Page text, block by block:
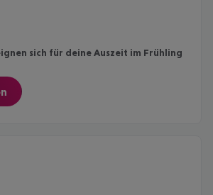
sich für deine Auszeit im Frühling